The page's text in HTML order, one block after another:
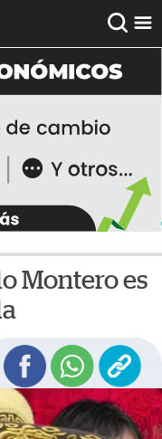
Montero es